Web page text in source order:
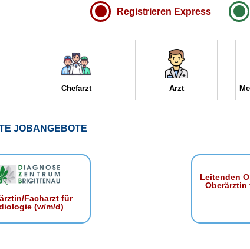
Registrieren Express
Chefarzt Arzt
JOBANGEBOTE
Facharzt für
(w/m/d)
Leitenden
Oberärztin